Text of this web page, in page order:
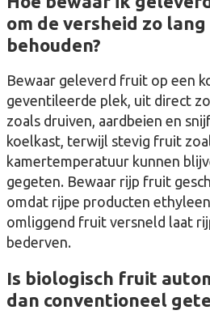
om de versheid zo
behouden?
Bewaar geleverd fruit op een
geventileerde plek, uit direct
zoals druiven, aardbeien en
koelkast, terwijl stevig fruit
kamertemperatuur kunnen
gegeten. Bewaar rijp fruit
omdat rijpe producten
omliggend fruit versneld laat
bederven.
Is biologisch fruit
dan conventioneel